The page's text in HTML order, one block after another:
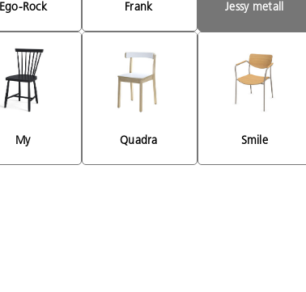
Ego-Rock Frank Jessy metall
My Quadra Smile